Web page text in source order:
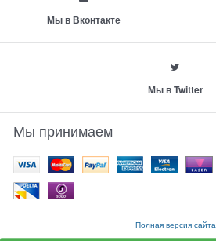
Мы в Вконтакте
Мы в Twitter
Мы принимаем
Полная версия сайта